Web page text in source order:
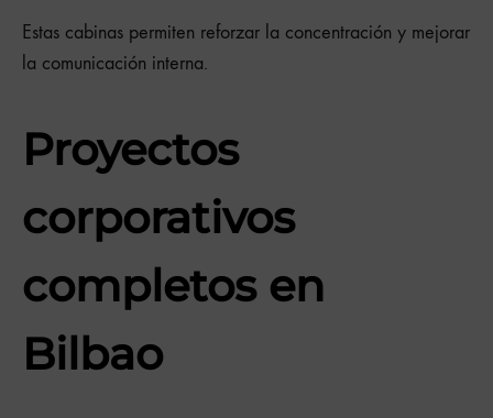
Estas cabinas permiten reforzar la concentración y mejorar
la comunicación interna.
Proyectos
corporativos
completos en
Bilbao